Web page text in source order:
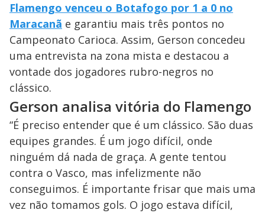
Flamengo venceu o Botafogo por 1 a 0 no
Maracanã e garantiu mais três pontos no
Campeonato Carioca. Assim, Gerson concedeu
uma entrevista na zona mista e destacou a
vontade dos jogadores rubro-negros no
clássico.
Gerson analisa vitória do Flamengo
“É preciso entender que é um clássico. São duas
equipes grandes. É um jogo difícil, onde
ninguém dá nada de graça. A gente tentou
contra o Vasco, mas infelizmente não
conseguimos. É importante frisar que mais uma
vez não tomamos gols. O jogo estava difícil,